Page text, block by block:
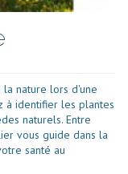
nature lors d'une
à identifier les plantes
naturels. Entre
vous guide dans la
santé au